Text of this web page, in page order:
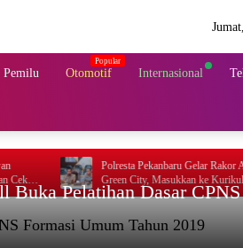
Otomotif Internasional
Polresta Pekanbaru Gelar Rakor Akselerasi Perda
Green City, Masukkan ke Kurikulum Sekolah
Formasi Umum Tahun 2019
Pelatihan Dasar